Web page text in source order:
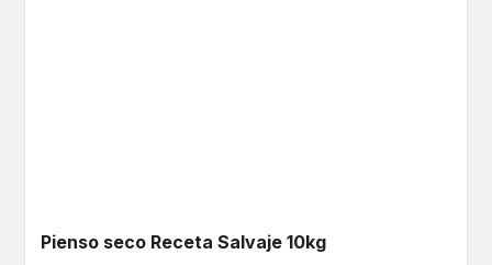
Pienso seco Receta Salvaje 10kg